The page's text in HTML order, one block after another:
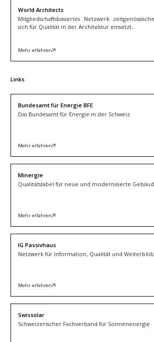
World Architects
Mitgliedschaftsbasiertes Netzwerk
sich für Qualität in der Architektur einsetzt.
Mehr erfahren
Links
Bundesamt für Energie BFE
Das Bundesamt für Energie in der Schweiz
Mehr erfahren
Minergie
Qualitätslabel für neue und modernisierte
Mehr erfahren
IG Passivhaus
Netzwerk für Information, Qualität und
Mehr erfahren
Swissolar
Schweizerischer Fachverband für Sonnenenergie